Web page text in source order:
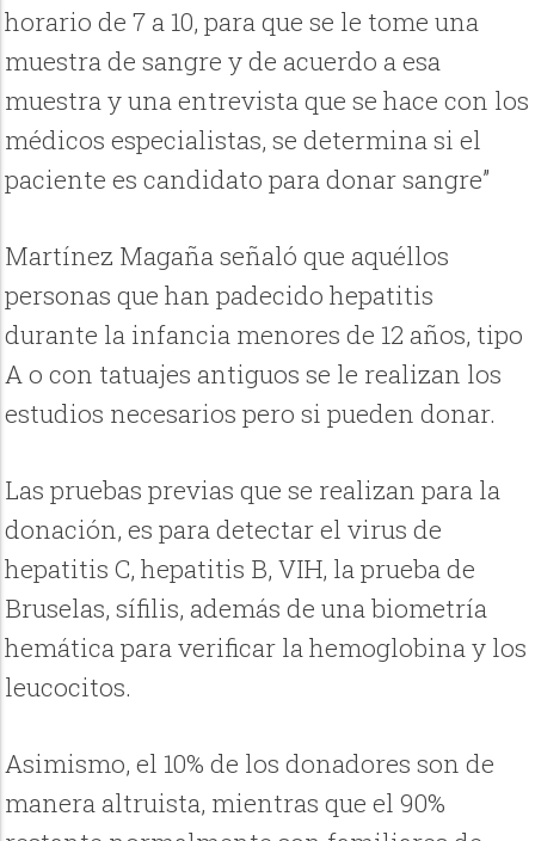
horario de 7 a 10, para que se le tome una
muestra de sangre y de acuerdo a esa
muestra y una entrevista que se hace con los
médicos especialistas, se determina si el
paciente es candidato para donar sangre”
Martínez Magaña señaló que aquéllos
personas que han padecido hepatitis
durante la infancia menores de 12 años, tipo
A o con tatuajes antiguos se le realizan los
estudios necesarios pero si pueden donar.
Las pruebas previas que se realizan para la
donación, es para detectar el virus de
hepatitis C, hepatitis B, VIH, la prueba de
Bruselas, sífilis, además de una biometría
hemática para verificar la hemoglobina y los
leucocitos.
Asimismo, el 10% de los donadores son de
manera altruista, mientras que el 90%